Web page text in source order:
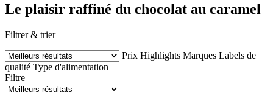
Le plaisir raffiné du chocolat au caramel
Filtrer & trier
Prix Highlights Marques Labels de
qualité Type d'alimentation
Filtre